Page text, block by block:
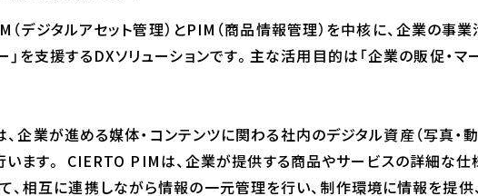
（デジタルアセット管理）とPIM（商品情報管理）を中核に、企業の事
」を支援するDXソリューションです。主な活用目的は「企業の販促・マ
企業が進める媒体・コンテンツに関わる社内のデジタル資産（写真・動
います。 CIERTO PIMは、企業が提供する商品やサービスの詳細な
、相互に連携しながら情報の一元管理を行い、制作環境に情報を提供